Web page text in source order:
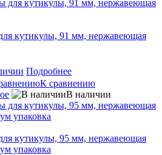
кутикулы, 91 мм, нержавеющая
Подробнее
К сравнению
В наличии
кутикулы, 95 мм, нержавеющая
упаковка